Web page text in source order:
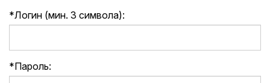
*Логин (мин. 3 символа):
*Пароль: